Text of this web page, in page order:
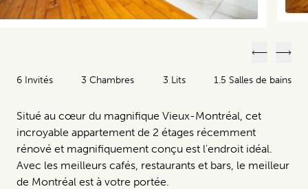
6 Invités 3 Chambres 3 Lits 1.5 Salles de bains
Situé au cœur du magnifique Vieux-Montréal, cet
incroyable appartement de 2 étages récemment
rénové et magnifiquement conçu est l'endroit idéal.
Avec les meilleurs cafés, restaurants et bars, le meilleur
de Montréal est à votre portée.